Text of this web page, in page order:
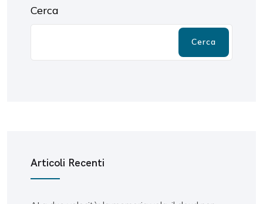
Cerca
Cerca
Articoli Recenti